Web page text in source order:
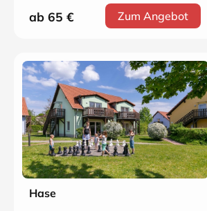
ab 65 € Zum Angebot
Hase